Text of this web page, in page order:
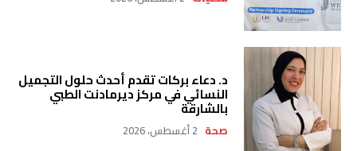
د. دعاء بركات تقدم أحدث حلول التجميل
النسائي في مركز ديرمادنت الطبي
بالشارقة
صحة 2 أغسطس، 2026